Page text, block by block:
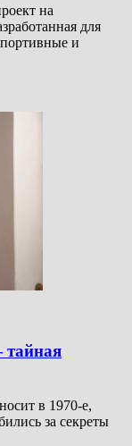
на
для
и
в 1970-е,
за секреты